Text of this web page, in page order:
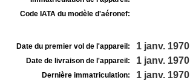
Code IATA du modèle d'aéronef:
Date du premier vol de l'appareil: 1 janv. 1970
Date de livraison de l'appareil: 1 janv. 1970
Dernière immatriculation: 1 janv. 1970